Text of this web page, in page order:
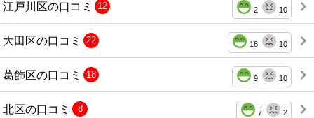
江戸川区の口コミ 2 10
12
大田区の口コミ 18 10
22
葛飾区の口コミ 9 10
18
北区の口コミ 7 2
8